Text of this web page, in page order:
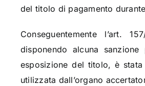
del titolo di pagamento
Conseguentemente l’art.
disponendo alcuna
esposizione del titolo, è stata
utilizzata dall’organo